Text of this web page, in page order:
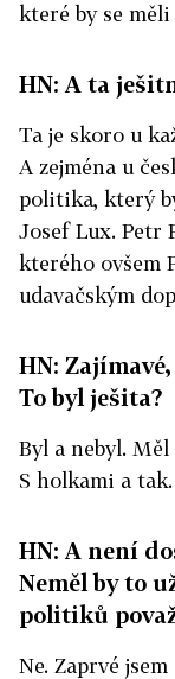
které by se
HN: A ta
Ta je skoro u
A zejména u
politika, který
Josef Lux. Petr
kterého ovšem
udavačským
HN:
To byl ješita?
Byl a nebyl.
S holkami a
HN: A není
Neměl by to
politiků
Ne. Zaprvé